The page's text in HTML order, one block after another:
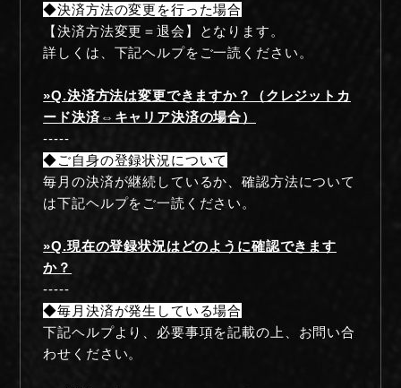
MOVIE
MEMBER ONLY COMMUNITY
ORIGINAL PLAYLIST
ナイトメア通信
衣装解説
SPECIAL BIRTHDAY PRESENT
THANK YOU MESSAGE from
NIGHTMARE
◆決済方法の変更を行った場合
【決済方法変更＝退会】となります。
詳しくは、下記ヘルプをご一読ください。
»Q.決済方法は変更できますか？（クレジットカ
ード決済⇔キャリア決済の場合）
-----
◆ご自身の登録状況について
毎月の決済が継続しているか、確認方法について
は下記ヘルプをご一読ください。
»Q.現在の登録状況はどのように確認できます
か？
-----
◆毎月決済が発生している場合
下記ヘルプより、必要事項を記載の上、お問い合
わせください。